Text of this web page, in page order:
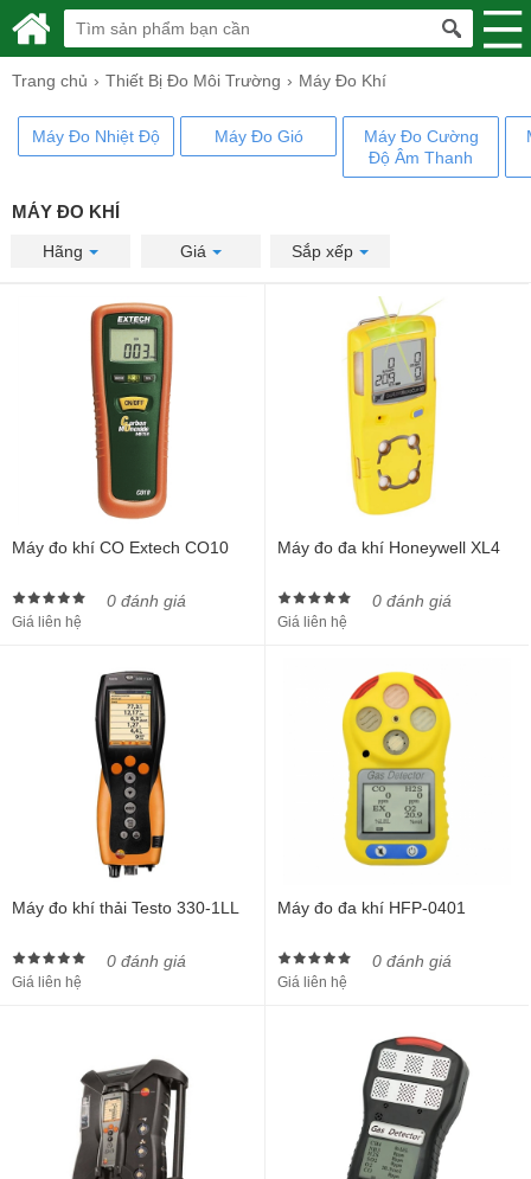
Trang chủ Thiết Bị Đo Môi Trường Máy Đo Khí
Máy Đo Nhiệt Độ Máy Đo Gió
Máy Đo Cường
Độ Âm Thanh
MÁY ĐO KHÍ
Hãng Giá Sắp xếp
Máy đo khí CO Extech CO10
0 đánh giá
Giá liên hệ
Máy đo đa khí Honeywell XL4
0 đánh giá
Giá liên hệ
Máy đo khí thải Testo 330-1LL
0 đánh giá
Giá liên hệ
Máy đo đa khí HFP-0401
0 đánh giá
Giá liên hệ